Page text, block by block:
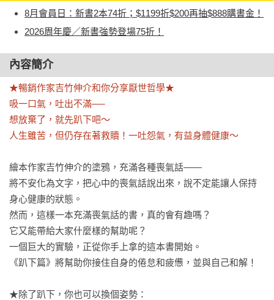
8月會員日：新書2本74折；$1199折$200再抽$888購書金！
2026周年慶／新書強勢登場75折！
內容簡介
★暢銷作家吉竹伸介和你分享厭世哲學★
吸一口氣，吐出不滿──
想放棄了，就先趴下吧～
人生雖苦，但仍存在著救贖！一吐怨氣，有益身體健康～
繪本作家吉竹伸介的塗鴉，充滿各種喪氣話——
將不安化為文字，把心中的喪氣話說出來，說不定能讓人保持
身心健康的狀態。
然而，這樣一本充滿喪氣話的書，真的會有趣嗎？
它又能帶給大家什麼樣的幫助呢？
一個巨大的實驗，正從你手上拿的這本書開始。
《趴下篇》將幫助你接住自身的倦怠和疲憊，並與自己和解！
★除了趴下，你也可以換個姿勢：